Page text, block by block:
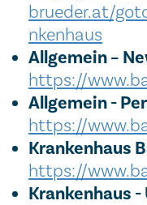
brueder.at/
nkenhaus
Allgemein –
https://
Allgemein -
https://
Krankenhaus
https://
Krankenhaus